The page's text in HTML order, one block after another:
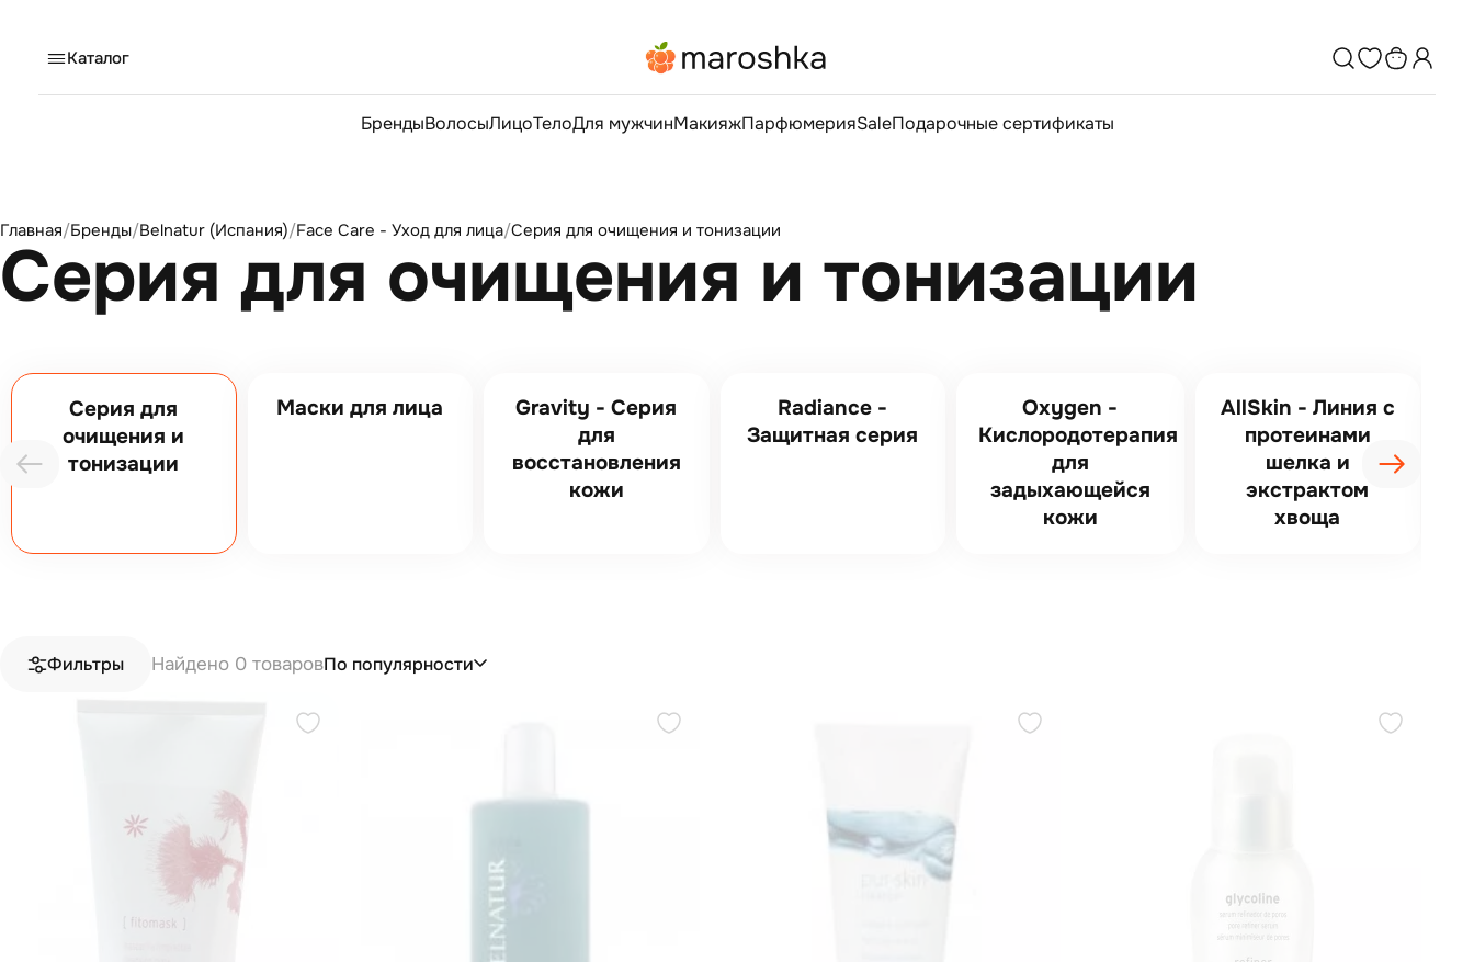
Каталог
БрендыВолосыЛицоТелоДля мужчинМакияжПарфюмерияSaleПодарочные сертификаты
Главная/Бренды/Belnatur (Испания)/Face Care - Уход для лица/Серия для очищения и тонизации
Серия для очищения и тонизации
Серия для
очищения и
тонизации
Маски для лица
Gravity - Серия
для
восстановления
кожи
Radiance -
Защитная серия
Oxygen -
Кислородотерапия
для
задыхающейся
кожи
AllSkin - Линия с
протеинами
шелка и
экстрактом
хвоща
Фильтры Найдено 0 товаровПо популярности